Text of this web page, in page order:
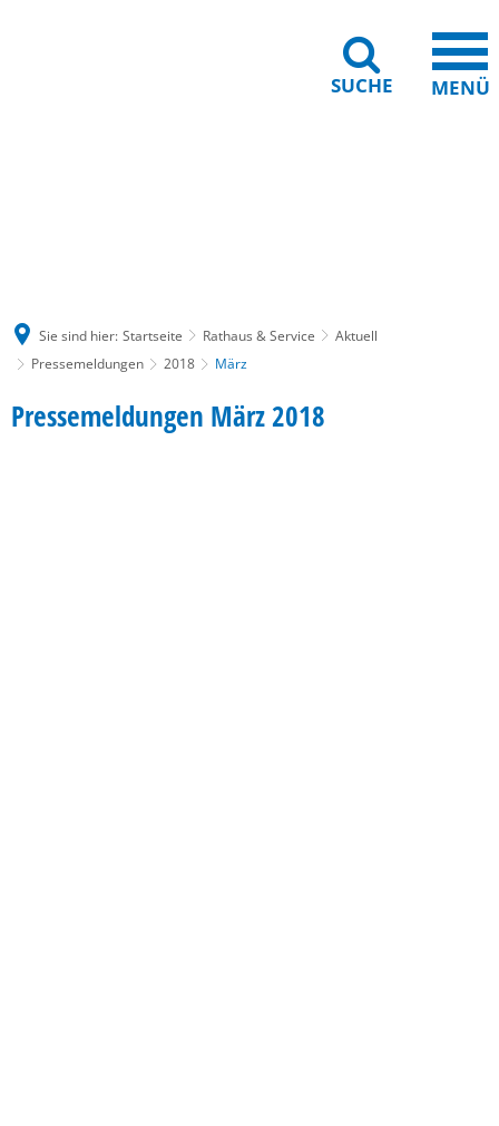
SUCHE MENÜ
Sie sind hier: Startseite Rathaus & Service
Aktuell
Pressemeldungen
2018 März
März
Pressemeldungen März 2018